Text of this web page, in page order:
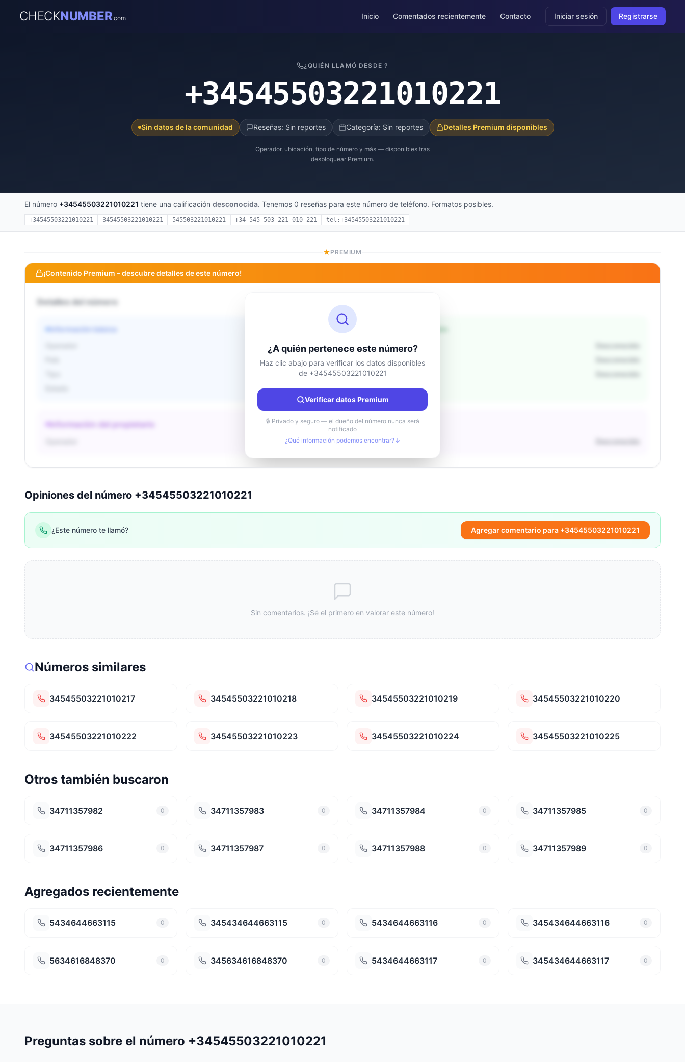
CHECKNUMBER.com Inicio Comentados recientemente Contacto Iniciar sesión Registrarse
¿QUIÉN LLAMÓ DESDE ?
+34545503221010221
Sin datos de la comunidad Reseñas: Sin reportes Categoría: Sin reportes Detalles Premium disponibles
Operador, ubicación, tipo de número y más — disponibles tras
desbloquear Premium.
El número +34545503221010221 tiene una calificación desconocida. Tenemos 0 reseñas para este número de teléfono. Formatos posibles.
+34545503221010221 34545503221010221 545503221010221 +34 545 503 221 010 221 tel:+34545503221010221
PREMIUM
¡Contenido Premium – descubre detalles de este número!
Detalles del número
Información básica
Desconocido
Desconocido
Desconocido
Desconocido
País
Ciudad
Región
Información del propietario
Desconocido Tipo
¿A quién pertenece este número?
Haz clic abajo para verificar los datos disponibles
de +34545503221010221
Verificar datos Premium
🔒 Privado y seguro — el dueño del número nunca será
notificado
¿Qué información podemos encontrar?
Opiniones del número +34545503221010221
¿Este número te llamó? Agregar comentario para +34545503221010221
Sin comentarios. ¡Sé el primero en valorar este número!
Números similares
34545503221010217 34545503221010218 34545503221010219 34545503221010220
34545503221010222 34545503221010223 34545503221010224 34545503221010225
Otros también buscaron
34711357982 0 34711357983 0 34711357984 0 34711357985 0
34711357986 0 34711357987 0 34711357988 0 34711357989 0
Agregados recientemente
5434644663115 0 345434644663115 0 5434644663116 0 345434644663116 0
5634616848370 0 345634616848370 0 5434644663117 0 345434644663117 0
Preguntas sobre el número +34545503221010221